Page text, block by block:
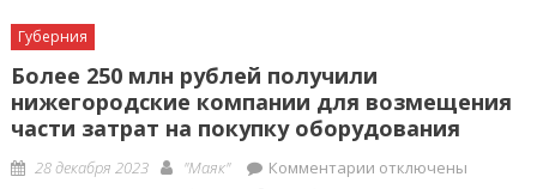
Губерния
Более 250 млн рублей получили
нижегородские компании для возмещения
части затрат на покупку оборудования
Posted
28 декабря 2023 Author
"Маяк" Комментариикотключены